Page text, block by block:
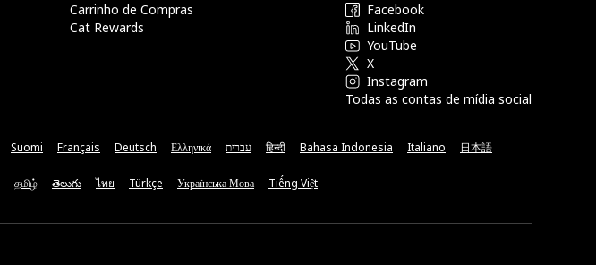
Carrinho de Compras
Cat Rewards
Facebook
LinkedIn
YouTube
X
Instagram
Todas as contas de mídia social
Suomi Français Deutsch Ελληνικά עברית हिन्दी Bahasa Indonesia Italiano 日本語
தமிழ் తెలుగు ไทย Türkçe Українська Мова Tiếng Việt